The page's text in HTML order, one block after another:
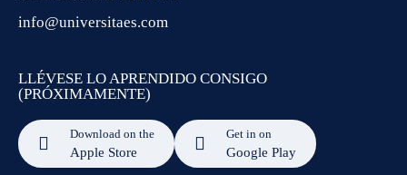
info@universitaes.com
LLÉVESE LO APRENDIDO CONSIGO
(PRÓXIMAMENTE)
Download on the
Apple Store
Get in on
Google Play